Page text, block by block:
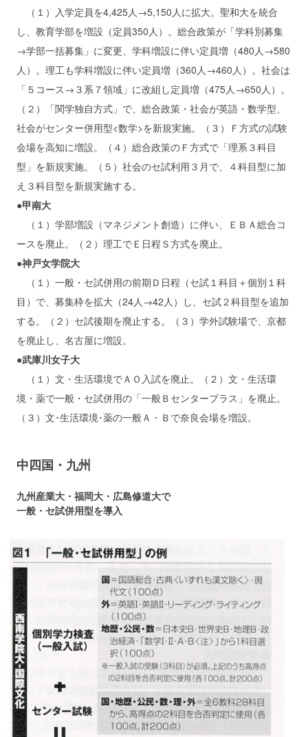
（１）入学定員を4,425人→5,150人に拡大。聖和大を統合
し、教育学部を増設（定員350人）。総合政策が「学科別募集
→学部一括募集」に変更、学科増設に伴い定員増（480人→580
人）。理工も学科増設に伴い定員増（360人→460人）。社会は
「５コース→３系７領域」に改組し定員増（475人→650人）。
（２）「関学独自方式」で、総合政策・社会が英語・数学型、
社会がセンター併用型<数学>を新規実施。（３）Ｆ方式の試験
会場を高知に増設。（４）総合政策のＦ方式で「理系３科目
型」を新規実施。（５）社会のセ試利用３月で、４科目型に加
え３科目型を新規実施する。
●甲南大
（１）学部増設（マネジメント創造）に伴い、ＥＢＡ総合コ
ースを廃止。（２）理工でＥ日程Ｓ方式を廃止。
●神戸女学院大
（１）一般・セ試併用の前期Ｄ日程（セ試１科目＋個別１科
目）で、募集枠を拡大（24人→42人）し、セ試２科目型を追加
する。（２）セ試後期を廃止する。（３）学外試験場で、京都
を廃止し、名古屋に増設。
●武庫川女子大
（１）文・生活環境でＡＯ入試を廃止。（２）文・生活環
境・薬で一般・セ試併用の「一般Ｂセンタープラス」を廃止。
（３）文･生活環境･薬の一般Ａ・Ｂで奈良会場を増設。
中四国・九州
九州産業大・福岡大・広島修道大で
一般・セ試併用型を導入